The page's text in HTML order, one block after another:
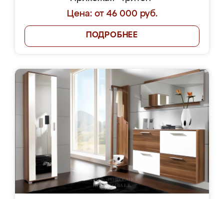
Цена: от 46 000 руб.
ПОДРОБНЕЕ